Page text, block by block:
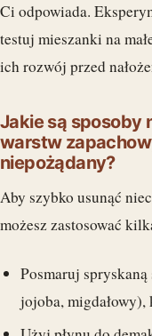
Ci odpowiada.
testuj mieszanki na
ich rozwój przed
Jakie są sposoby
warstw
niepożądany?
Aby szybko usunąć
możesz zastosować
Posmaruj
jojoba,